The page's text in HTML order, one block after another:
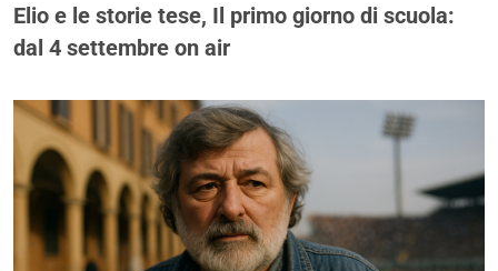
Elio e le storie tese, Il primo giorno di scuola:
dal 4 settembre on air